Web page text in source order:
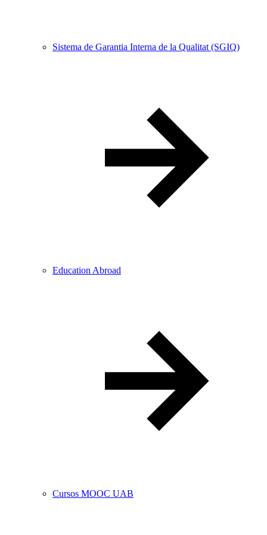
Sistema de Garantia Interna de la Qualitat (SGIQ)
Education Abroad
Cursos MOOC UAB